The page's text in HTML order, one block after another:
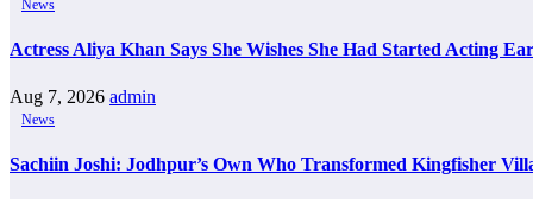
News
Actress Aliya Khan Says She Wishes She Had Started Acting
Aug 7, 2026 admin
News
Sachiin Joshi: Jodhpur’s Own Who Transformed Kingfisher